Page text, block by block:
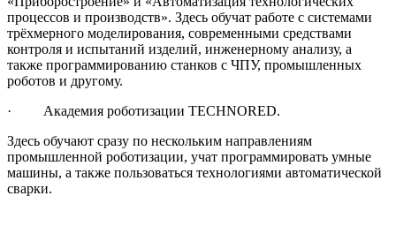
процессов и производств». Здесь обучат работе с системами
трёхмерного моделирования, современными средствами
контроля и испытаний изделий, инженерному анализу, а
также программированию станков с ЧПУ, промышленных
роботов и другому.
· Академия роботизации TECHNORED.
Здесь обучают сразу по нескольким направлениям
промышленной роботизации, учат программировать умные
машины, а также пользоваться технологиями автоматической
сварки.